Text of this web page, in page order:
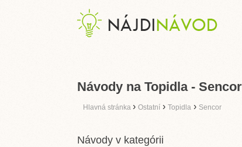
Návody na Topidla - Sencor
Hlavná stránka › Ostatní › Topidla › Sencor
Návody v kategórii